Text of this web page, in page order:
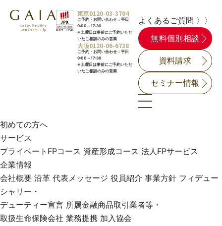
東京0120-03-3704
ご予約・お問い合わせ：平日
9:00～17:30
※土曜日は事前にご予約いただ
いたご相談のみの営業
大阪0120-06-6738
ご予約・お問い合わせ：平日
9:00～17:30
※土曜日は事前にご予約いただ
いたご相談のみの営業
よくあるご質問 〉〉
無料個別相談
資料請求
セミナー情報
初めての方へ
サービス
プライベートFPコース 資産形成コース 法人FPサービス
企業情報
会社概要 沿革 代表メッセージ 役員紹介 事業方針 フィデュー
シャリー・
デューティー宣言 所属金融商品取引業者等・
取扱生命保険会社 業務提携 加入協会